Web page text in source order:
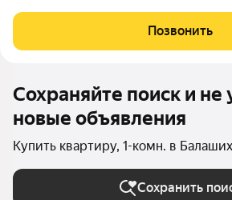
Продажа БЕЗ комиссии!!! Описание и
действительности. Кстати, если Вы
Позвонить
Сохраняйте поиск и не
новые объявления
Купить квартиру, 1-комн. в
Сохранить